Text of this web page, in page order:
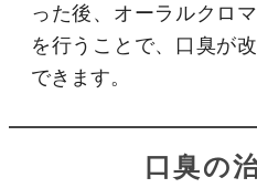
った後、オーラルクロ
を行うことで、口臭が
できます。
口臭の